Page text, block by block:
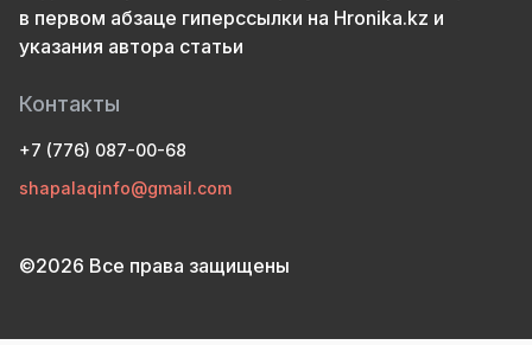
в первом абзаце гиперссылки на Hronika.kz и
указания автора статьи
Контакты
+7 (776) 087-00-68
shapalaqinfo@gmail.com
©2026 Все права защищены